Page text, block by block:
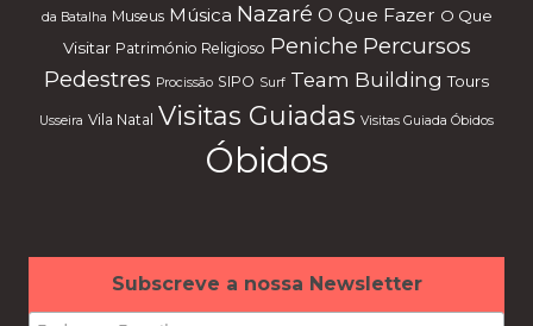
da Batalha Museus Música Nazaré O Que Fazer O Que
Visitar Património Religioso Peniche Percursos
Pedestres Procissão SIPO Surf Team Building Tours
Usseira Vila Natal Visitas Guiadas Visitas Guiada Óbidos
Óbidos
Subscreve a nossa Newsletter